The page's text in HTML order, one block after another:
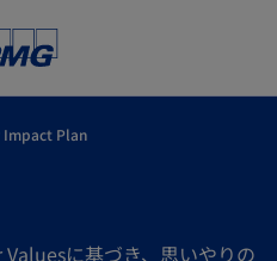
Impact Plan
に基づき、思いやりの